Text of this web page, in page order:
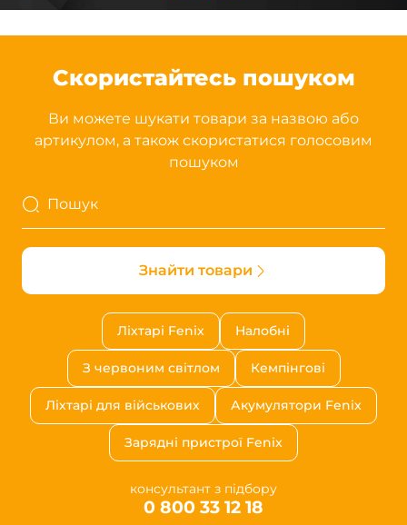
Скористайтесь пошуком
Ви можете шукати товари за назвою або
артикулом, а також скористатися голосовим
пошуком
Пошук
Знайти товари
Ліхтарі Fenix Налобні
З червоним світлом Кемпінгові
Ліхтарі для військових Акумулятори Fenix
Зарядні пристрої Fenix
консультант з підбору
0 800 33 12 18